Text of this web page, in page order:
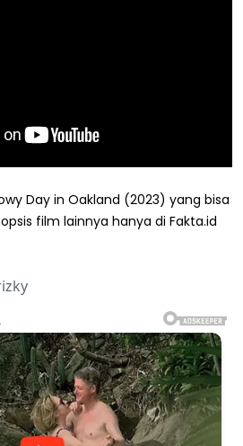
Day in Oakland (2023) yang bisa
film lainnya hanya di Fakta.id